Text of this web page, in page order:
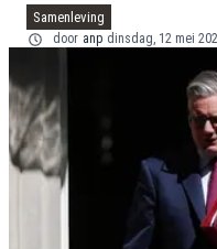
Samenleving
door anp dinsdag, 12 mei